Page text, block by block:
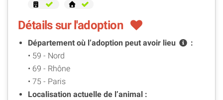
Détails sur l'adoption
Département où l’adoption peut avoir lieu
:
• 59 - Nord
• 69 - Rhône
• 75 - Paris
Localisation actuelle de l’animal :